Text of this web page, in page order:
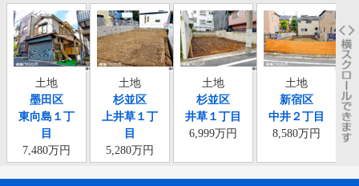
土地
墨田区
東向島１丁
目
7,480万円
土地
杉並区
上井草１丁
目
5,280万円
土地
杉並区
井草１丁目
6,999万円
土地
新宿区
中井２丁目
8,580万円